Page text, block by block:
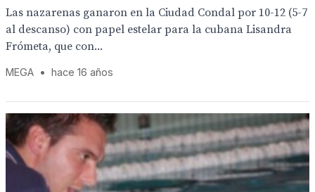
Las nazarenas ganaron en la Ciudad Condal por 10-12 (5-7
al descanso) con papel estelar para la cubana Lisandra
Frómeta, que con...
MEGA • hace 16 años